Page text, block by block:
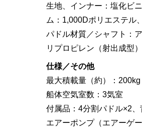
生地、インナー：塩化ビ
ム：1,000Dポリエステル
パドル材質／シャフト：
リプロピレン（射出成型）
仕様／その他
最大積載量（約）：200kg
船体空気室数：3気室
付属品：4分割パドル×2
エアーポンプ（エアーゲ